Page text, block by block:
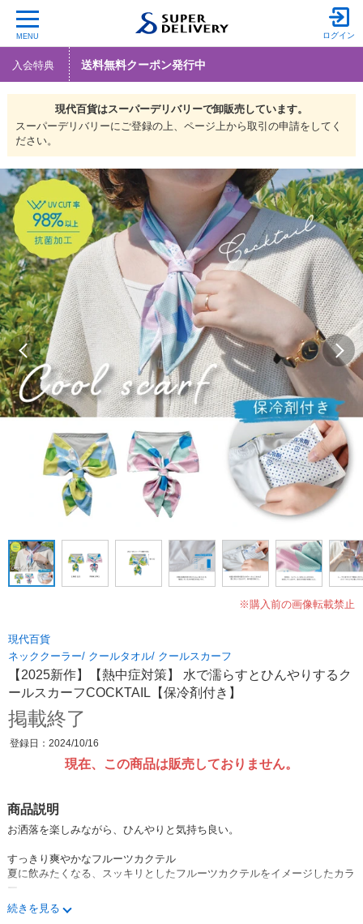
MENU ログイン
入会特典 送料無料クーポン発行中
現代百貨はスーパーデリバリーで卸販売しています。
スーパーデリバリーにご登録の上、ページ上から取引の申請をしてく
ださい。
※購入前の画像転載禁止
現代百貨
ネッククーラー/ クールタオル/ クールスカーフ
【2025新作】【熱中症対策】 水で濡らすとひんやりするク
ールスカーフCOCKTAIL【保冷剤付き】
掲載終了
登録日：2024/10/16
現在、この商品は販売しておりません。
商品説明
お洒落を楽しみながら、ひんやりと気持ち良い。
すっきり爽やかなフルーツカクテル
夏に飲みたくなる、スッキリとしたフルーツカクテルをイメージしたカラ
ー
氷のような幾何学柄がサマーコーデのアクセントに。首元を明るく華やか
に彩ります。
続きを見る